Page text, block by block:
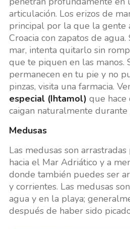
articulación. Los erizos de
principal por la que la gente
Croacia con zapatos de
mar, intenta quitarlo sin
que te piquen en las manos.
permanecen en tu pie y no
pinzas, visita una farmacia.
especial (Ihtamol) que hace
caigan naturalmente durante
Medusas
Las medusas son
hacia el Mar Adriático y a
donde también puedes ser
y corrientes. Las medusas
agua y en la playa;
después de haber sido